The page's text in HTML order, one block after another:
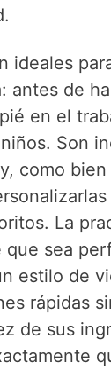
ideales
antes de
en el
Son
como bien
La
que sea
estilo de
rápidas
de sus